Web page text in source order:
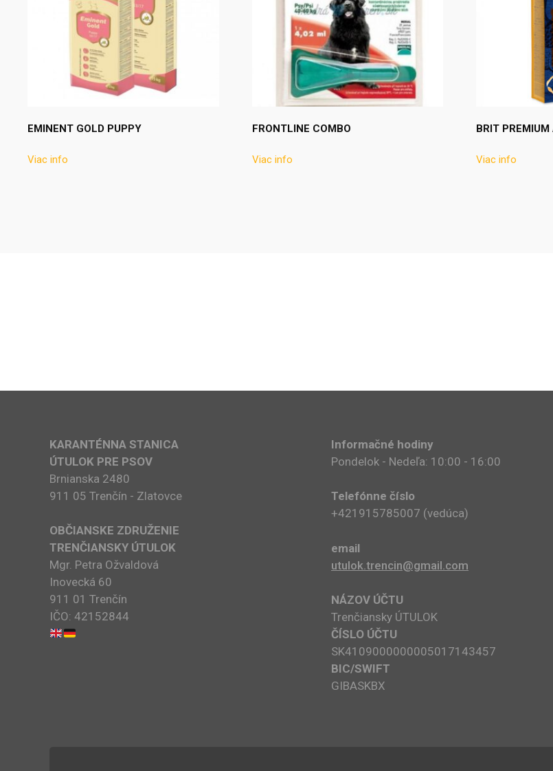
EMINENT GOLD PUPPY
Viac info
FRONTLINE COMBO
Viac info
BRIT PREMIUM
Viac info
KARANTÉNNA STANICA
ÚTULOK PRE PSOV
Brnianska 2480
911 05 Trenčín - Zlatovce
OBČIANSKE ZDRUŽENIE
TRENČIANSKY ÚTULOK
Mgr. Petra Ožvaldová
Inovecká 60
911 01 Trenčín
IČO: 42152844
Informačné hodiny
Pondelok - Nedeľa: 10:00 - 16:00
Telefónne číslo
+421915785007​ (vedúca)
email
utulok.trencin@gmail.com
NÁZOV ÚČTU
Trenčiansky ÚTULOK
ČÍSLO ÚČTU
SK4109000000005017143457
BIC/SWIFT
GIBASKBX